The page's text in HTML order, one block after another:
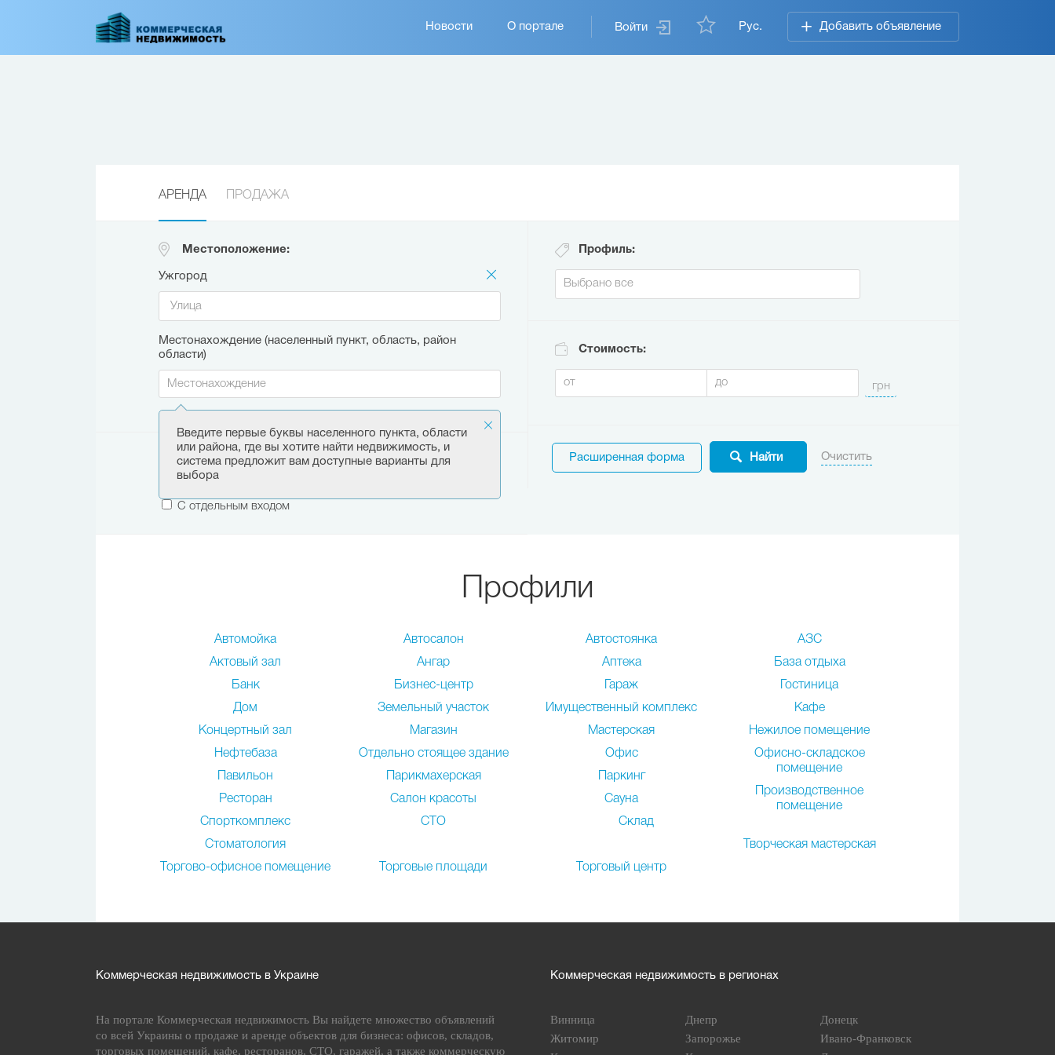
Войти Рус. Добавить объявление
Основная
навигация
Новости О портале
АРЕНДА ПРОДАЖА
Местоположение:
Ужгород
Местонахождение (населенный пункт, область, район
области)
Введите первые буквы населенного пункта, области
или района, где вы хотите найти недвижимость, и
система предложит вам доступные варианты для
выбора
Этаж:
С отдельным входом
Профиль:
Стоимость:
Расширенная форма
Профили
Автомойка Автосалон Автостоянка АЗС
Актовый зал Ангар Аптека База отдыха
Банк Бизнес-центр Гараж Гостиница
Дом Земельный участок Имущественный комплекс Кафе
Концертный зал Магазин Мастерская Нежилое помещение
Нефтебаза Отдельно стоящее здание Офис
Офисно-складское
помещение
Павильон Парикмахерская
Паркинг
Производственное
помещение
Ресторан Салон красоты Сауна
Склад
Спорткомплекс СТО
Стоматология Творческая мастерская
Торгово-офисное помещение Торговые площади Торговый центр
Коммерческая недвижимость в Украине
На портале Коммерческая недвижимость Вы найдете множество объявлений
со всей Украины о продаже и аренде объектов для бизнеса: офисов, складов,
торговых помещений, кафе, ресторанов, СТО, гаражей, а также коммерческую
Коммерческая недвижимость в регионах
Винница Днепр
Донецк
Житомир
Запорожье
Ивано-Франковск